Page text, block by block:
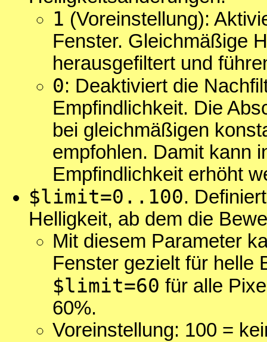
1 (Voreinstellung):
Fenster. Gleichmäßige
herausgefiltert und
0: Deaktiviert die
Empfindlichkeit. Die
bei gleichmäßigen
empfohlen. Damit kann
Empfindlichkeit erhöht
$limit=0..100.
Helligkeit, ab dem die
Mit diesem Parameter
Fenster gezielt für helle
$limit=60 für alle
60%.
Voreinstellung: 100 =